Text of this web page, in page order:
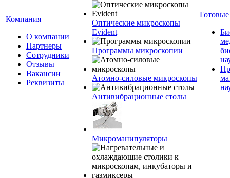
Компания
О компании
Партнеры
Сотрудники
Отзывы
Вакансии
Реквизиты
Оптические микроскопы
Evident
Программы микроскопии
Атомно-силовые микроскопы
Антивибрационные столы
Микроманипуляторы